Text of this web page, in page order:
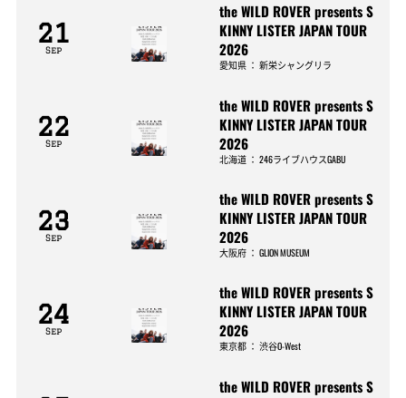
21
Sep
the WILD ROVER presents S
KINNY LISTER JAPAN TOUR
2026
愛知県 ：新栄シャングリラ
22
Sep
the WILD ROVER presents S
KINNY LISTER JAPAN TOUR
2026
北海道 ：246ライブハウスGABU
23
Sep
the WILD ROVER presents S
KINNY LISTER JAPAN TOUR
2026
大阪府 ：GLION MUSEUM
24
Sep
the WILD ROVER presents S
KINNY LISTER JAPAN TOUR
2026
東京都 ：渋谷O-West
the WILD ROVER presents S